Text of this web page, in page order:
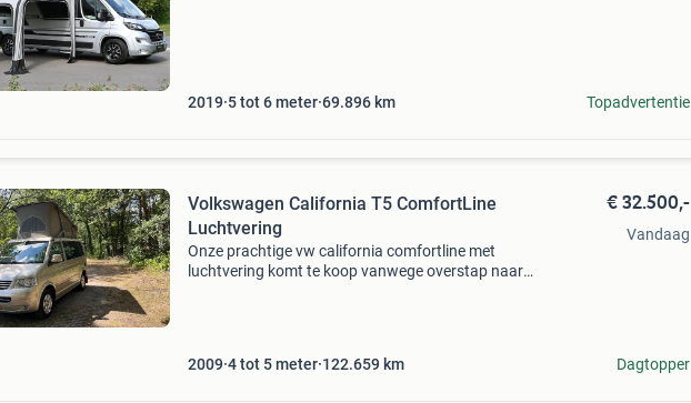
2019 5 tot 6 meter 69.896 km Topadvertentie
Volkswagen California T5 ComfortLine
Luchtvering
Onze prachtige vw california comfortline met
luchtvering komt te koop vanwege overstap naar
2009 4 tot 5 meter 122.659 km
€ 32.500,-
Vandaag
Dagtopper